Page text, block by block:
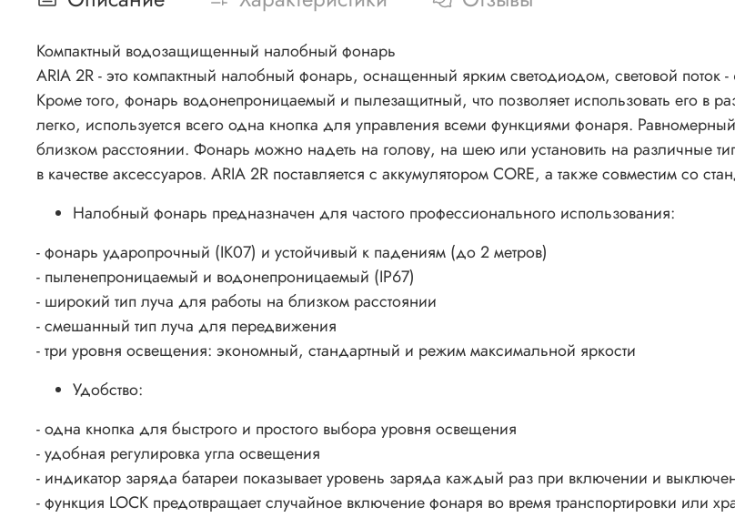
Компактный водозащищенный налобный фонарь
ARIA 2R - это компактный налобный фонарь, оснащенный ярким светодиодом, световой
Кроме того, фонарь водонепроницаемый и пылезащитный, что позволяет использовать его в
легко, используется всего одна кнопка для управления всеми функциями фонаря.
близком расстоянии. Фонарь можно надеть на голову, на шею или установить на различные
в качестве аксессуаров. ARIA 2R поставляется с аккумулятором CORE, а также совместим со
Налобный фонарь предназначен для частого профессионального использования:
- фонарь ударопрочный (IK07) и устойчивый к падениям (до 2 метров)
- пыленепроницаемый и водонепроницаемый (IP67)
- широкий тип луча для работы на близком расстоянии
- смешанный тип луча для передвижения
- три уровня освещения: экономный, стандартный и режим максимальной яркости
Удобство:
- одна кнопка для быстрого и простого выбора уровня освещения
- удобная регулировка угла освещения
- индикатор заряда батареи показывает уровень заряда каждый раз при включении и
- функция LOCK предотвращает случайное включение фонаря во время транспортировки или